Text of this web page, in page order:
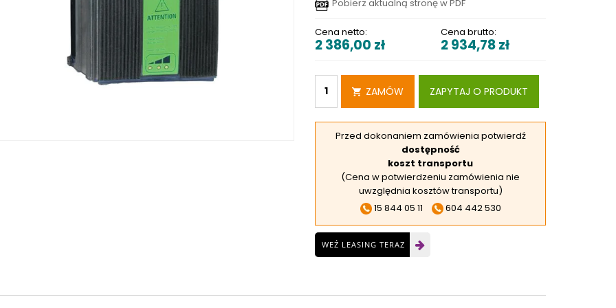
UNICRAFT
ZABEZPIECZAJĄCE UNICRAFT
STOŁY SZLIFIERSKIE
SZLIFIERKI DO ELEKTROD
UCHWYTY DO OBROTNIKÓW
WYPOSAŻENIE DODATKOWE
Pobierz aktualną stronę w PDF
Cena netto:
2 386,00 zł
Cena brutto:
2 934,78zł
ZAMÓW ZAPYTAJ O PRODUKT
Przed dokonaniem zamówienia potwierdź
dostępność
koszt transportu
(Cena w potwierdzeniu zamówienia nie
uwzględnia kosztów transportu)
15 844 05 11
604 442 530
WEŹ LEASING TERAZ